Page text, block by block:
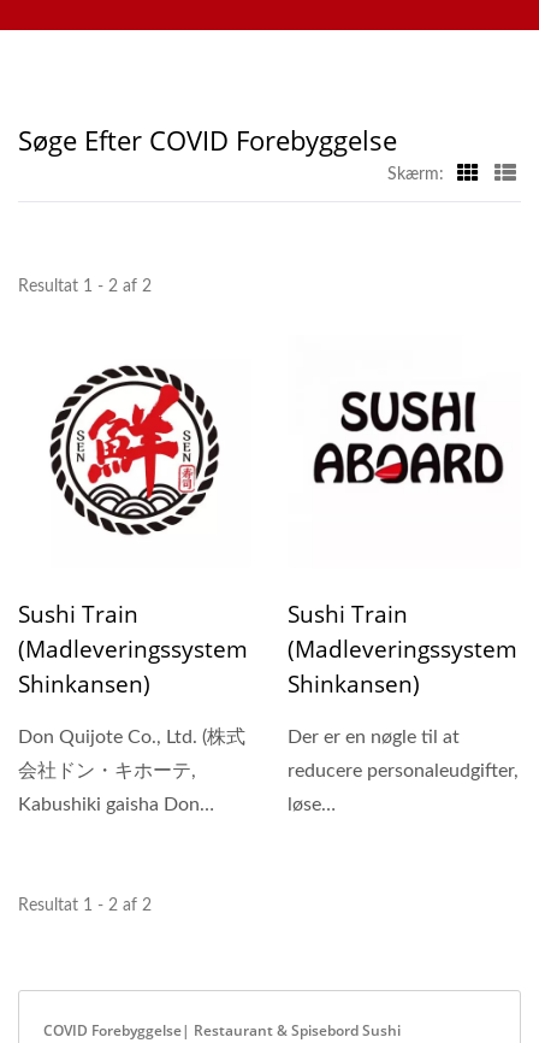
Producent | Hong Chiang
Søge Efter COVID Forebyggelse
Skærm:
Resultat 1 - 2 af 2
Sushi Train
(Madleveringssystem
Shinkansen)
Don Quijote Co., Ltd. (株式
会社ドン・キホーテ,
Kabushiki gaisha Don
Sushi Train
(Madleveringssystem
Shinkansen)
Der er en nøgle til at
reducere personaleudgifter,
løse
Resultat 1 - 2 af 2
COVID Forebyggelse| Restaurant & Spisebord Sushi